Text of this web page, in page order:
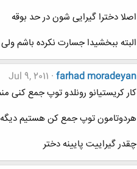
اصلا دخترا گیرایی شون در حد بوقه
البته ببخشیدا جسارت نکرده باشم
farhad moradeyan
Jul 9, 2011
کار کریستیانو رونلدو توپ جمع کنی
هردوتامون توپ جمع کن هستیم دیگه
چقدر گیراییت پایینه دختر